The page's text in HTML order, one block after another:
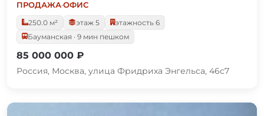
ПРОДАЖА·ОФИС
250.0 м²
этаж 5
этажность 6
Бауманская · 9 мин пешком
85 000 000 ₽
Россия, Москва, улица Фридриха Энгельса, 46с7